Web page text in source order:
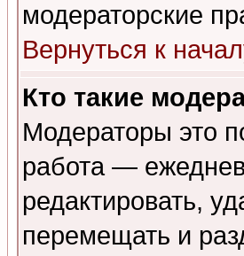
модераторские
Вернуться к
Кто такие
Модераторы это
работа —
редактировать,
перемещать и